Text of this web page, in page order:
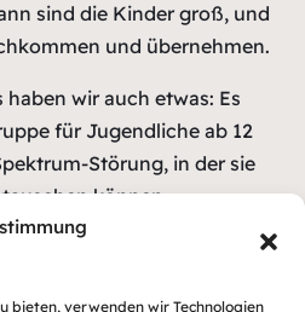
bieten, verwenden wir Technologien
sind die Kinder groß, und
und übernehmen.
wir auch etwas: Es
für Jugendliche ab 12
Störung, in der sie
können.
Eltern, verboten! Lediglich
informell und unter
die Netiquette zu waren.